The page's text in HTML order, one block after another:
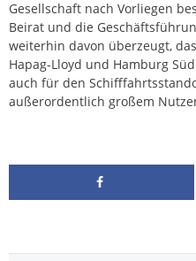
Gesellschaft nach Vorliegen
Beirat und die
weiterhin davon überzeugt,
Hapag-Lloyd und Hamburg
auch für den
außerordentlich großem